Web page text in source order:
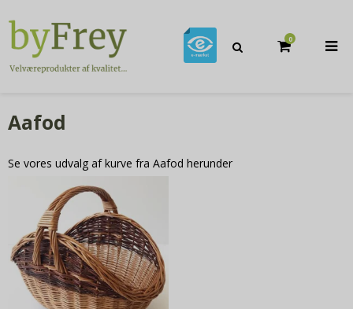
0
Aafod
Se vores udvalg af kurve fra Aafod herunder